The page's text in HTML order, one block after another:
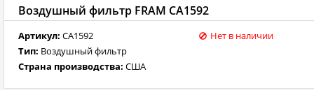
Воздушный фильтр FRAM CA1592
Артикул: CA1592
Тип: Воздушный фильтр
Страна производства: США
Нет в наличии